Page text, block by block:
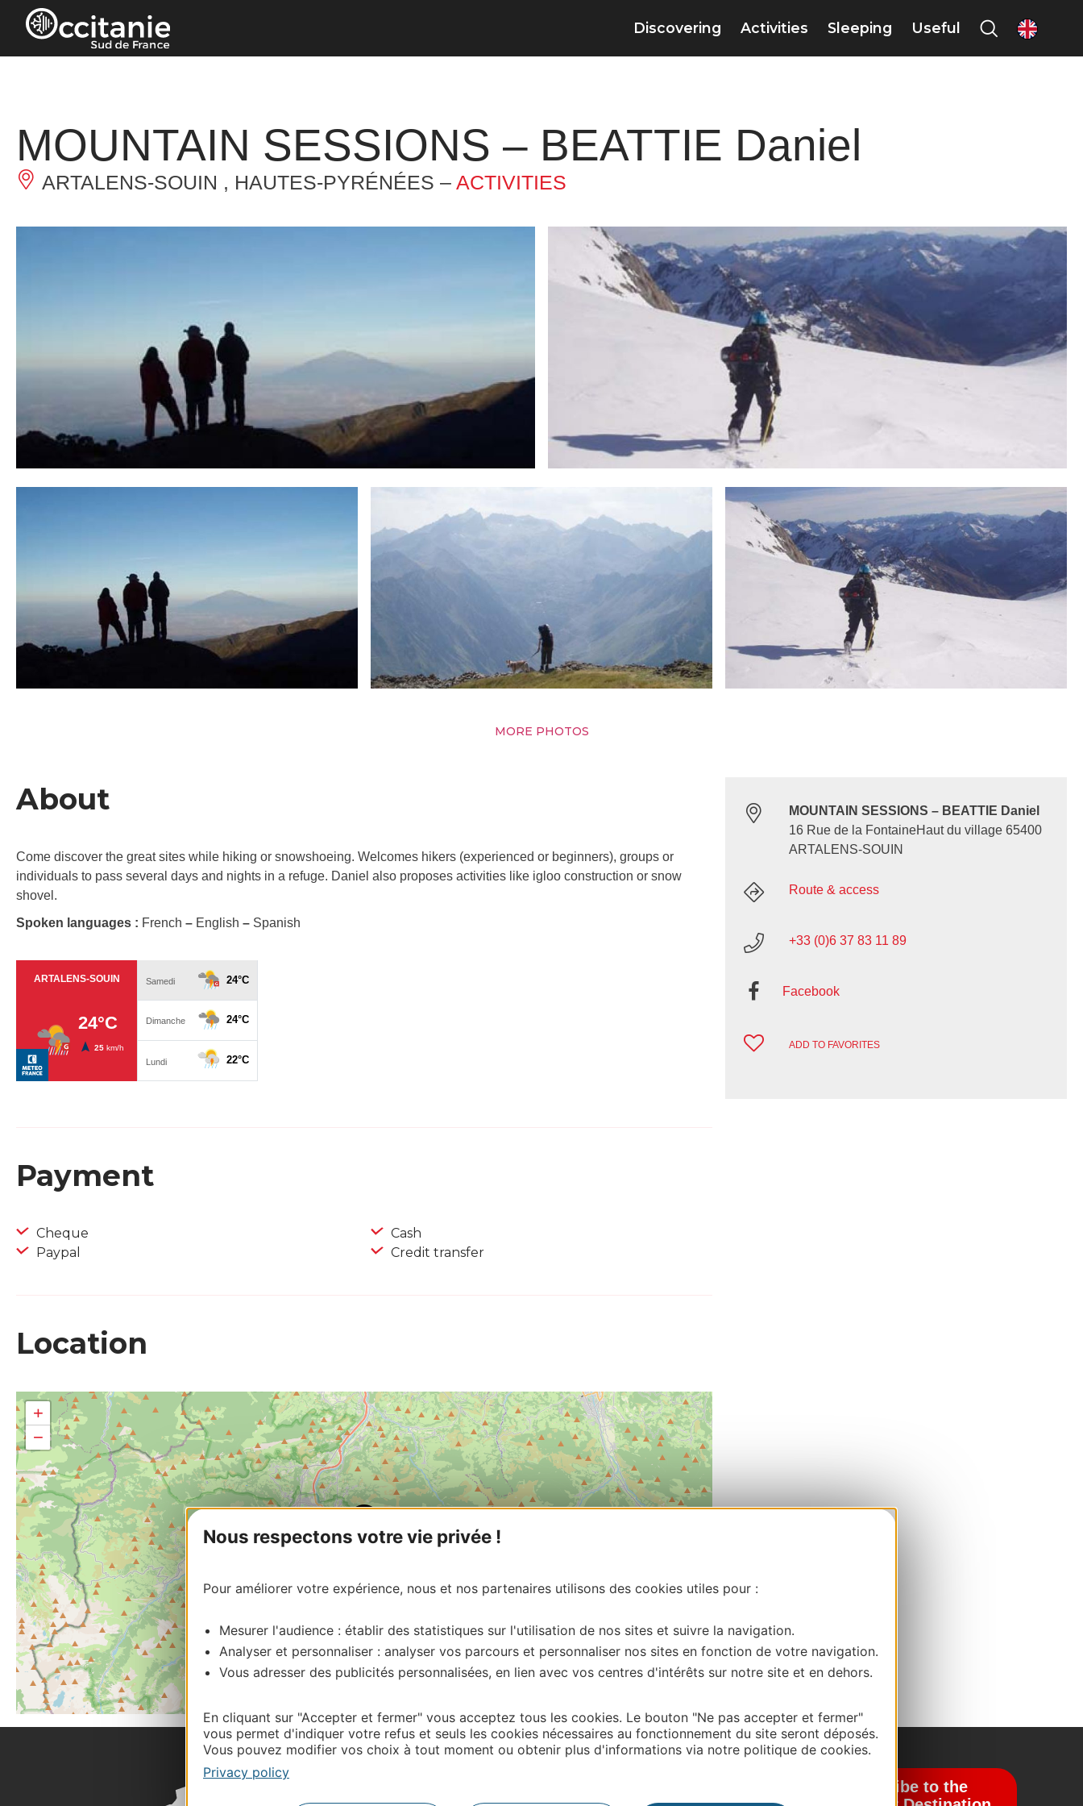
Cookies management panel
Nous respectons votre vie privée !
Pour améliorer votre expérience, nous et nos partenaires utilisons des cookies utiles pour :
Mesurer l'audience : établir des statistiques sur l'utilisation de nos sites et suivre la navigation.
Analyser et personnaliser : analyser vos parcours et personnaliser nos sites en fonction de votre navigation.
Vous adresser des publicités personnalisées, en lien avec vos centres d'intérêts sur notre site et en dehors.
En cliquant sur "Accepter et fermer" vous acceptez tous les cookies. Le bouton "Ne pas accepter et fermer"
vous permet d'indiquer votre refus et seuls les cookies nécessaires au fonctionnement du site seront déposés.
Vous pouvez modifier vos choix à tout moment ou obtenir plus d'informations via notre politique de cookies.
Privacy policy
Discovering Activities Sleeping Useful en
MOUNTAIN SESSIONS – BEATTIE Daniel
ARTALENS-SOUIN , HAUTES-PYRÉNÉES – ACTIVITIES
MORE PHOTOS
About
Come discover the great sites while hiking or snowshoeing. Welcomes hikers (experienced or beginners), groups or
individuals to pass several days and nights in a refuge. Daniel also proposes activities like igloo construction or snow
shovel.
Spoken languages : French – English – Spanish
Payment
Cheque
Paypal
Cash
Credit transfer
Location
+
−
MOUNTAIN SESSIONS – BEATTIE Daniel
16 Rue de la FontaineHaut du village 65400
ARTALENS-SOUIN
Route & access
+33 (0)6 37 83 11 89
Facebook
ADD TO FAVORITES
Subscribe to the